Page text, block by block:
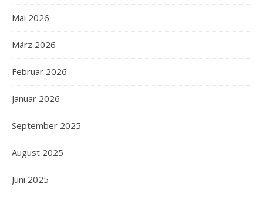
Mai 2026
März 2026
Februar 2026
Januar 2026
September 2025
August 2025
Juni 2025